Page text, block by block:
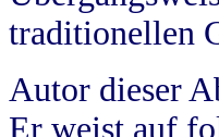
traditionellen
Autor dieser
Er weist auf